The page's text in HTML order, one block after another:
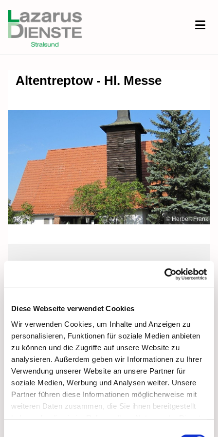
Diese Webseite verwendet Cookies
Wir verwenden Cookies, um Inhalte und Anzeigen zu
personalisieren, Funktionen für soziale Medien anbieten
zu können und die Zugriffe auf unsere Website zu
analysieren. Außerdem geben wir Informationen zu Ihrer
Verwendung unserer Website an unsere Partner für
soziale Medien, Werbung und Analysen weiter. Unsere
Partner führen diese Informationen möglicherweise mit
weiteren Daten zusammen, die Sie ihnen bereitgestellt
Altentreptow - Hl. Messe
© Herbert Frank
Sonntag, 24. Oktober 2027, 08:30 Uhr
Klüschenberg, Katholischer Berg,
17087 Altentreptow